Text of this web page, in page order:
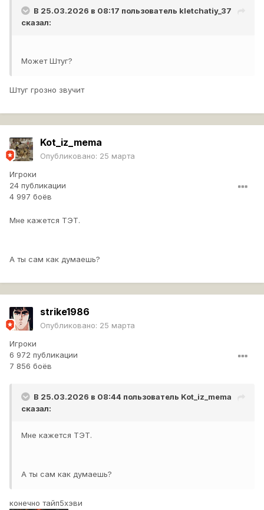
В 25.03.2026 в 08:17 пользователь kletchatiy_37
сказал:
Может Штуг?
Штуг грозно звучит
Kot_iz_mema
Опубликовано: 25 марта
Игроки
24 публикации
4 997 боёв
Мне кажется ТЭТ.
А ты сам как думаешь?
strike1986
Опубликовано: 25 марта
Игроки
6 972 публикации
7 856 боёв
В 25.03.2026 в 08:44 пользователь Kot_iz_mema
сказал:
Мне кажется ТЭТ.
А ты сам как думаешь?
конечно тайп5хэви